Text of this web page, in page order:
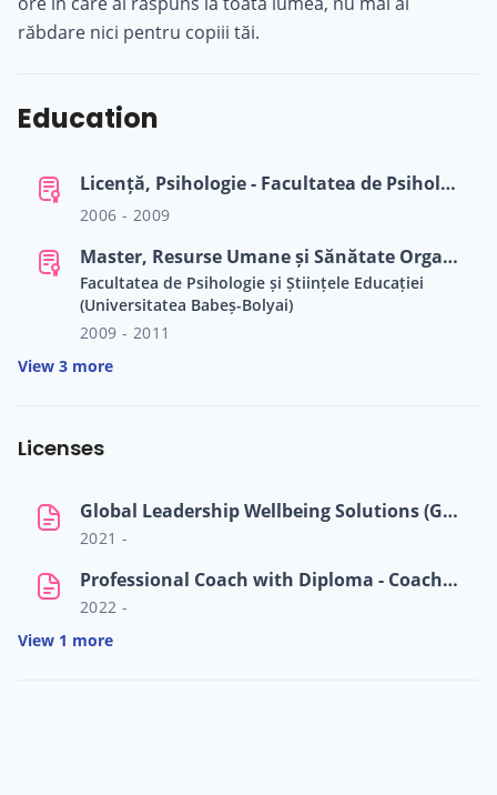
Hub
răbdare nici pentru copiii tăi.
Education
Licență, Psihologie - Facultatea de Psihologie și Științele Educației (Universitatea Babeș-Bolyai)
2006 - 2009
Master, Resurse Umane și Sănătate Organizațională
Facultatea de Psihologie și Științele Educației
(Universitatea Babeș-Bolyai)
2009 - 2011
View 3 more
Licenses
Global Leadership Wellbeing Solutions (GLWS) - GLWS Level 1 Accreditation
2021 -
Professional Coach with Diploma - CoachConnect
2022 -
View 1 more